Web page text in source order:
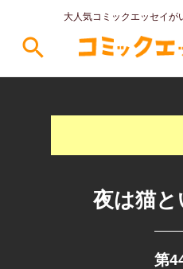
大人気コミックエッセイが
search
夜は猫と
第